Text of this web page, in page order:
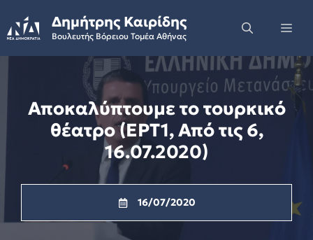
to
content
Δημήτρης Καιρίδης
Βουλευτής Βόρειου Τομέα Αθήνας
Αποκαλύπτουμε το τουρκικό
θέατρο (ΕΡΤ1, Από τις 6,
16.07.2020)
16/07/2020